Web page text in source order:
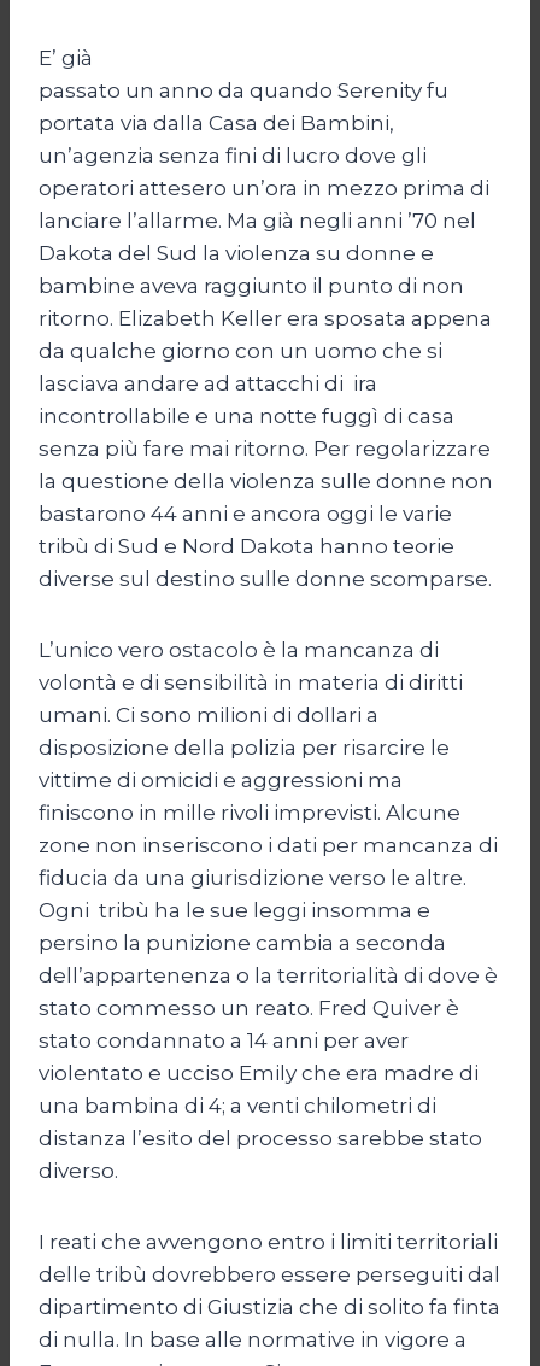
E’ già
passato un anno da quando Serenity fu
portata via dalla Casa dei Bambini,
un’agenzia senza fini di lucro dove gli
operatori attesero un’ora in mezzo prima di
lanciare l’allarme. Ma già negli anni ’70 nel
Dakota del Sud la violenza su donne e
bambine aveva raggiunto il punto di non
ritorno. Elizabeth Keller era sposata appena
da qualche giorno con un uomo che si
lasciava andare ad attacchi di ira
incontrollabile e una notte fuggì di casa
senza più fare mai ritorno. Per regolarizzare
la questione della violenza sulle donne non
bastarono 44 anni e ancora oggi le varie
tribù di Sud e Nord Dakota hanno teorie
diverse sul destino sulle donne scomparse.
L’unico vero ostacolo è la mancanza di
volontà e di sensibilità in materia di diritti
umani. Ci sono milioni di dollari a
disposizione della polizia per risarcire le
vittime di omicidi e aggressioni ma
finiscono in mille rivoli imprevisti. Alcune
zone non inseriscono i dati per mancanza di
fiducia da una giurisdizione verso le altre.
Ogni tribù ha le sue leggi insomma e
persino la punizione cambia a seconda
dell’appartenenza o la territorialità di dove è
stato commesso un reato. Fred Quiver è
stato condannato a 14 anni per aver
violentato e ucciso Emily che era madre di
una bambina di 4; a venti chilometri di
distanza l’esito del processo sarebbe stato
diverso.
I reati che avvengono entro i limiti territoriali
delle tribù dovrebbero essere perseguiti dal
dipartimento di Giustizia che di solito fa finta
di nulla. In base alle normative in vigore a